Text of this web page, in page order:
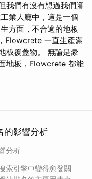
我們有沒有想過我們腳
業大廳中，這是一個
方面，不合適的地板
Flowcrete 一直生產滿
板覆蓋物。 無論是豪
地板，Flowcrete 都能
的影響分析
分析
索引擎中變得愈發關